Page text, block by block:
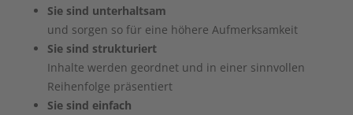
Sie sind unterhaltsam
und sorgen so für eine höhere Aufmerksamkeit
Sie sind strukturiert
Inhalte werden geordnet und in einer sinnvollen
Reihenfolge präsentiert
Sie sind einfach